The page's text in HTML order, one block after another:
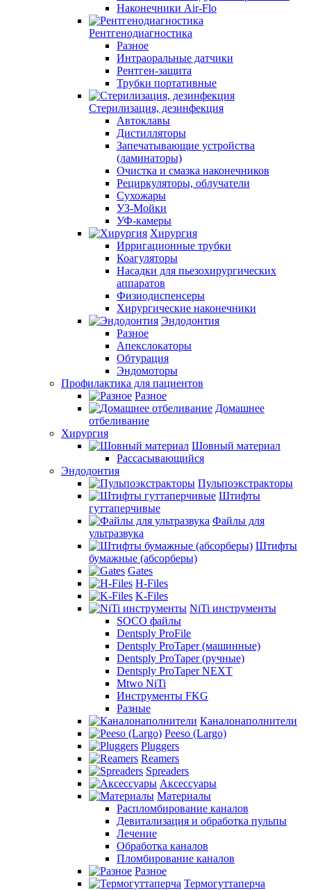
Наконечники Air-Flo
Рентгенодиагностика
Разное
Интраоральные датчики
Рентген-защита
Трубки портативные
Стерилизация, дезинфекция
Автоклавы
Дистилляторы
Запечатывающие устройства
(ламинаторы)
Очистка и смазка наконечников
Рециркуляторы, облучатели
Сухожары
УЗ-Мойки
УФ-камеры
Хирургия
Ирригационные трубки
Коагуляторы
Насадки для пьезохирургических
аппаратов
Физиодиспенсеры
Хирургические наконечники
Эндодонтия
Разное
Апекслокаторы
Обтурация
Эндомоторы
Профилактика для пациентов
Разное
Домашнее
отбеливание
Хирургия
Шовный материал
Рассасывающийся
Эндодонтия
Пульпоэкстракторы
Штифты
гуттаперчивые
Файлы для
ультразвука
Штифты
бумажные (абсорберы)
Gates
H-Files
K-Files
NiTi инструменты
SOCO файлы
Dentsply ProFile
Dentsply ProTaper (машинные)
Dentsply ProTaper (ручные)
Dentsply ProTaper NEXT
Mtwo NiTi
Инструменты FKG
Разные
Каналонаполнители
Peeso (Largo)
Pluggers
Reamers
Spreaders
Аксессуары
Материалы
Распломбирование каналов
Девитализация и обработка пульпы
Лечение
Обработка каналов
Пломбирование каналов
Разное
Термогуттаперча